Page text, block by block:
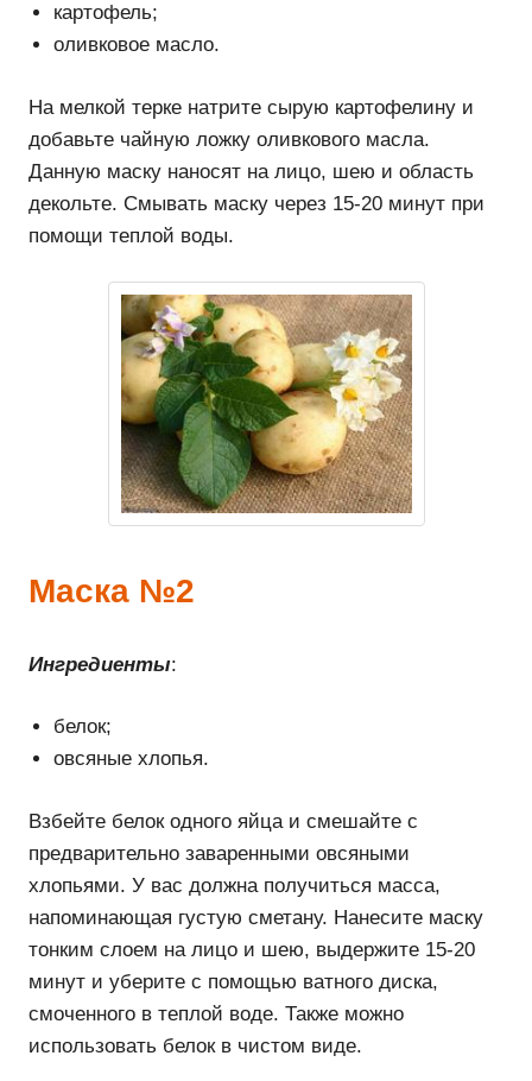
картофель;
оливковое масло.
На мелкой терке натрите сырую картофелину и
добавьте чайную ложку оливкового масла.
Данную маску наносят на лицо, шею и область
декольте. Смывать маску через 15-20 минут при
помощи теплой воды.
Маска №2
Ингредиенты:
белок;
овсяные хлопья.
Взбейте белок одного яйца и смешайте с
предварительно заваренными овсяными
хлопьями. У вас должна получиться масса,
напоминающая густую сметану. Нанесите маску
тонким слоем на лицо и шею, выдержите 15-20
минут и уберите с помощью ватного диска,
смоченного в теплой воде. Также можно
использовать белок в чистом виде.